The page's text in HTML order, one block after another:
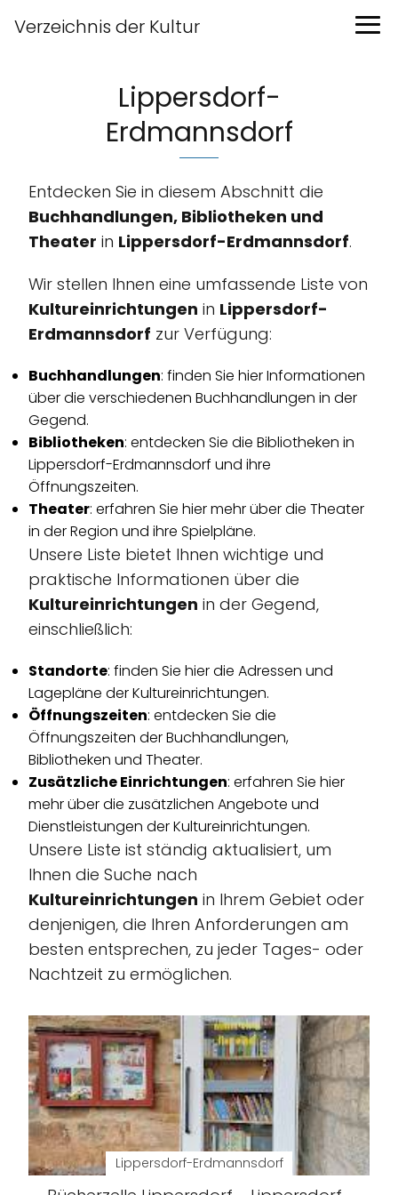
Verzeichnis der Kultur
Lippersdorf-
Erdmannsdorf
Entdecken Sie in diesem Abschnitt die
Buchhandlungen, Bibliotheken und
Theater in Lippersdorf-Erdmannsdorf.
Wir stellen Ihnen eine umfassende Liste von
Kultureinrichtungen in Lippersdorf-
Erdmannsdorf zur Verfügung:
Buchhandlungen: finden Sie hier Informationen
über die verschiedenen Buchhandlungen in der
Gegend.
Bibliotheken: entdecken Sie die Bibliotheken in
Lippersdorf-Erdmannsdorf und ihre
Öffnungszeiten.
Theater: erfahren Sie hier mehr über die Theater
in der Region und ihre Spielpläne.
Unsere Liste bietet Ihnen wichtige und
praktische Informationen über die
Kultureinrichtungen in der Gegend,
einschließlich:
Standorte: finden Sie hier die Adressen und
Lagepläne der Kultureinrichtungen.
Öffnungszeiten: entdecken Sie die
Öffnungszeiten der Buchhandlungen,
Bibliotheken und Theater.
Zusätzliche Einrichtungen: erfahren Sie hier
mehr über die zusätzlichen Angebote und
Dienstleistungen der Kultureinrichtungen.
Unsere Liste ist ständig aktualisiert, um
Ihnen die Suche nach
Kultureinrichtungen in Ihrem Gebiet oder
denjenigen, die Ihren Anforderungen am
besten entsprechen, zu jeder Tages- oder
Nachtzeit zu ermöglichen.
Lippersdorf-Erdmannsdorf